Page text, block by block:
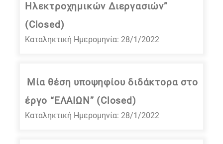
Ηλεκτροχημικών Διεργασιών”
(Closed)
Καταληκτική Ημερομηνία: 28/1/2022
Μία θέση υποψηφίου διδάκτορα στο
έργο “ΕΛΑΙΩΝ” (Closed)
Καταληκτική Ημερομηνία: 28/1/2022